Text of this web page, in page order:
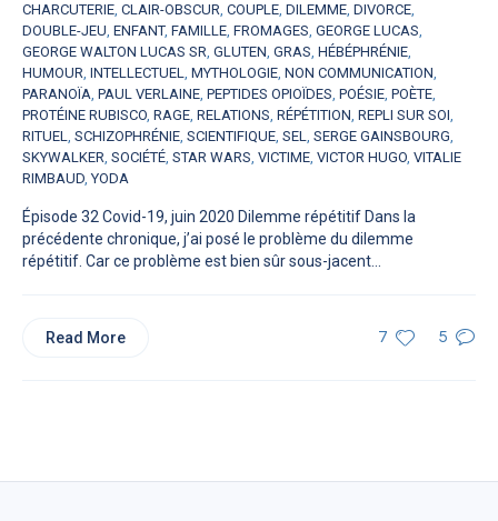
CHARCUTERIE, CLAIR-OBSCUR, COUPLE, DILEMME, DIVORCE,
DOUBLE-JEU, ENFANT, FAMILLE, FROMAGES, GEORGE LUCAS,
GEORGE WALTON LUCAS SR, GLUTEN, GRAS, HÉBÉPHRÉNIE,
HUMOUR, INTELLECTUEL, MYTHOLOGIE, NON COMMUNICATION,
PARANOÏA, PAUL VERLAINE, PEPTIDES OPIOÏDES, POÉSIE, POÈTE,
PROTÉINE RUBISCO, RAGE, RELATIONS, RÉPÉTITION, REPLI SUR SOI,
RITUEL, SCHIZOPHRÉNIE, SCIENTIFIQUE, SEL, SERGE GAINSBOURG,
SKYWALKER, SOCIÉTÉ, STAR WARS, VICTIME, VICTOR HUGO, VITALIE
RIMBAUD,YODA
Épisode 32 Covid-19, juin 2020 Dilemme répétitif Dans la
précédente chronique, j’ai posé le problème du dilemme
répétitif. Car ce problème est bien sûr sous-jacent...
7 5
Read More